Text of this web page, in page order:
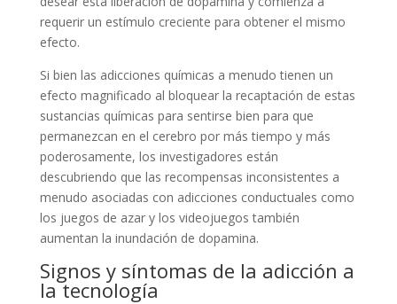
requerir un estímulo creciente para obtener el mismo
efecto.
Si bien las adicciones químicas a menudo tienen un
efecto magnificado al bloquear la recaptación de estas
sustancias químicas para sentirse bien para que
permanezcan en el cerebro por más tiempo y más
poderosamente, los investigadores están
descubriendo que las recompensas inconsistentes a
menudo asociadas con adicciones conductuales como
los juegos de azar y los videojuegos también
aumentan la inundación de dopamina.
Signos y síntomas de la adicción a
la tecnología